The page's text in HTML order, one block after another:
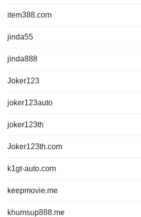
item388.com
jinda55
jinda888
Joker123
joker123auto
joker123th
Joker123th.com
k1gt-auto.com
keepmovie.me
khumsup888.me